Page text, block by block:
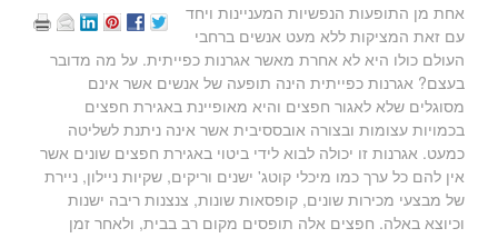
אחת מן התופעות הנפשיות המעניינות ויחד
עם זאת המציקות ללא מעט אנשים ברחבי
העולם כולו היא לא אחרת מאשר אגרנות כפייתית. על מה מדובר
בעצם? אגרנות כפייתית הינה תופעה של אנשים אשר אינם
מסוגלים שלא לאגור חפצים והיא מאופיינת באגירת חפצים
בכמויות עצומות ובצורה אובססיבית אשר אינה ניתנת לשליטה
כמעט. אגרנות זו יכולה לבוא לידי ביטוי באגירת חפצים שונים אשר
אין להם כל ערך כמו מיכלי קוטג' ישנים וריקים, שקיות ניילון, ניירת
של מבצעי מכירות שונים, קופסאות שונות, צנצנות ריבה ישנות
וכיוצא באלה. חפצים אלה תופסים מקום רב בבית, ולאחר זמן